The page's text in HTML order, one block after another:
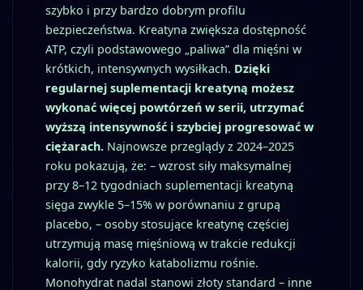
szybko i przy bardzo dobrym profilu
bezpieczeństwa. Kreatyna zwiększa dostępność
ATP, czyli podstawowego „paliwa” dla mięśni w
krótkich, intensywnych wysiłkach. Dzięki
regularnej suplementacji kreatyną możesz
wykonać więcej powtórzeń w serii, utrzymać
wyższą intensywność i szybciej progresować w
ciężarach. Najnowsze przeglądy z 2024–2025
roku pokazują, że: – wzrost siły maksymalnej
przy 8–12 tygodniach suplementacji kreatyną
sięga zwykle 5–15% w porównaniu z grupą
placebo, – osoby stosujące kreatynę częściej
utrzymują masę mięśniową w trakcie redukcji
kalorii, gdy ryzyko katabolizmu rośnie.
Monohydrat nadal stanowi złoty standard – inne